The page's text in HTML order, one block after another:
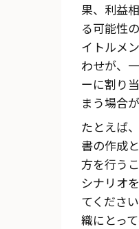
果、利益
る可能性
イトルメ
わせが、
ーに割り
まう場合
たとえば
書の作成
方を行う
シナリオ
てくださ
織にとっ